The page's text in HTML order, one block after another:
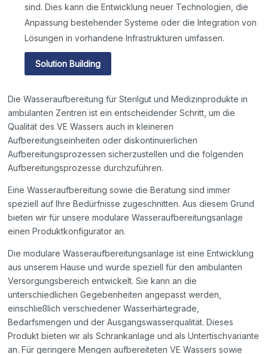
sind. Dies kann die Entwicklung neuer Technologien, die
Anpassung bestehender Systeme oder die Integration von
Lösungen in vorhandene Infrastrukturen umfassen.
Solution Building
Die Wasseraufbereitung für Sterilgut und Medizinprodukte in
ambulanten Zentren ist ein entscheidender Schritt, um die
Qualität des VE Wassers auch in kleineren
Aufbereitungseinheiten oder diskontinuierlichen
Aufbereitungsprozessen sicherzustellen und die folgenden
Aufbereitungsprozesse durchzuführen.
Eine Wasseraufbereitung sowie die Beratung sind immer
speziell auf Ihre Bedürfnisse zugeschnitten. Aus diesem Grund
bieten wir für unsere modulare Wasseraufbereitungsanlage
einen Produktkonfigurator an.
Die modulare Wasseraufbereitungsanlage ist eine Entwicklung
aus unserem Hause und wurde speziell für den ambulanten
Versorgungsbereich entwickelt. Sie kann an die
unterschiedlichen Gegebenheiten angepasst werden,
einschließlich verschiedener Wasserhärtegrade,
Bedarfsmengen und der Ausgangswasserqualität. Dieses
Produkt bieten wir als Schrankanlage und als Untertischvariante
an. Für geringere Mengen aufbereiteten VE Wassers sowie